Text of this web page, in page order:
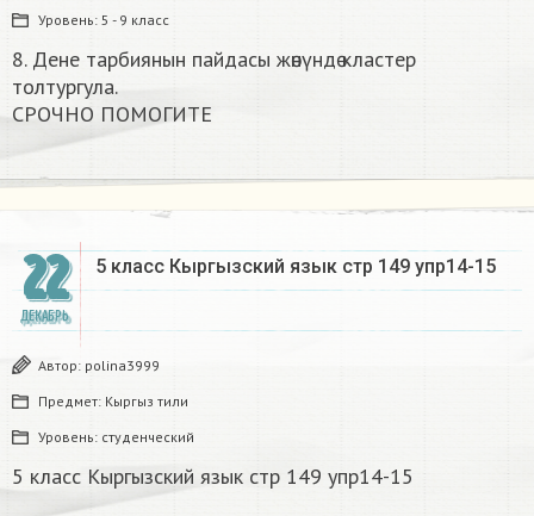
Уровень: 5 - 9 класс
8. Дене тарбиянын пайдасы жөнүндө кластер
толтургула.
СРОЧНО ПОМОГИТЕ
22
ДЕКАБРЬ
5 класс Кыргызский язык стр 149 упр14-15
Автор: polina3999
Предмет: Кыргыз тили
Уровень: студенческий
5 класс Кыргызский язык стр 149 упр14-15